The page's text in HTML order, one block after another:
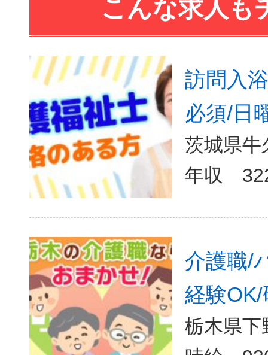
こんな求人も
訪問入
必須/日
茨城県
介護職/
経験
栃木県下